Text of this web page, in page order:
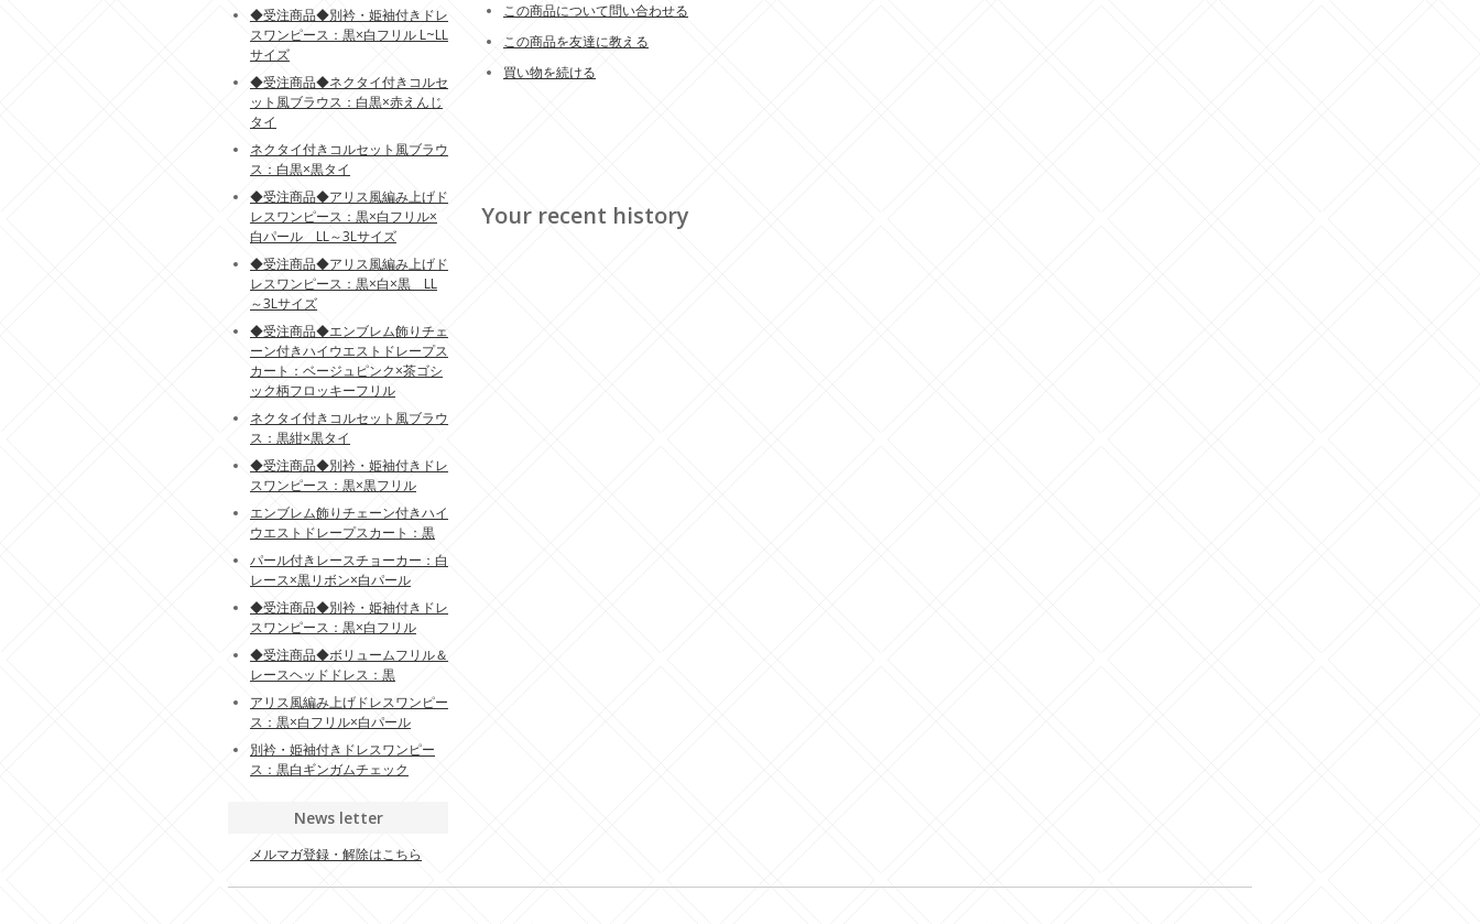
この商品について問い合わせる
この商品を友達に教える
買い物を続ける
Your recent history
◆受注商品◆別衿・姫袖付きドレ
スワンピース：黒×白フリル L~LL
サイズ
◆受注商品◆ネクタイ付きコルセ
ット風ブラウス：白黒×赤えんじ
タイ
ネクタイ付きコルセット風ブラウ
ス：白黒×黒タイ
◆受注商品◆アリス風編み上げド
レスワンピース：黒×白フリル×
白パール LL～3Lサイズ
◆受注商品◆アリス風編み上げド
レスワンピース：黒×白×黒 LL
～3Lサイズ
◆受注商品◆エンブレム飾りチェ
ーン付きハイウエストドレープス
カート：ベージュピンク×茶ゴシ
ック柄フロッキーフリル
ネクタイ付きコルセット風ブラウ
ス：黒紺×黒タイ
◆受注商品◆別衿・姫袖付きドレ
スワンピース：黒×黒フリル
エンブレム飾りチェーン付きハイ
ウエストドレープスカート：黒
パール付きレースチョーカー：白
レース×黒リボン×白パール
◆受注商品◆別衿・姫袖付きドレ
スワンピース：黒×白フリル
◆受注商品◆ボリュームフリル＆
レースヘッドドレス：黒
アリス風編み上げドレスワンピー
ス：黒×白フリル×白パール
別衿・姫袖付きドレスワンピー
ス：黒白ギンガムチェック
News letter
メルマガ登録・解除はこちら